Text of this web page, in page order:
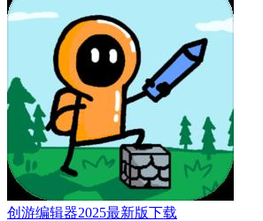
创游编辑器2025最新版下载